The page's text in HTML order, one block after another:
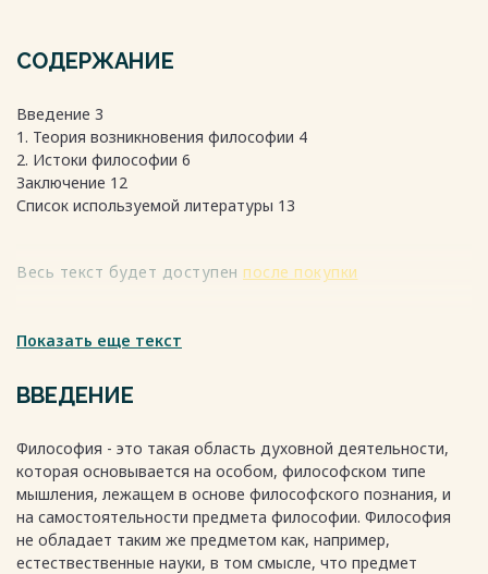
СОДЕРЖАНИЕ
Введение 3
1. Теория возникновения философии 4
2. Истоки философии 6
Заключение 12
Список используемой литературы 13
Весь текст будет доступен после покупки
Показать еще текст
ВВЕДЕНИЕ
Философия - это такая область духовной деятельности,
которая основывается на особом, философском типе
мышления, лежащем в основе философского познания, и
на самостоятельности предмета философии. Философия
не обладает таким же предметом как, например,
естествественные науки, в том смысле, что предмет